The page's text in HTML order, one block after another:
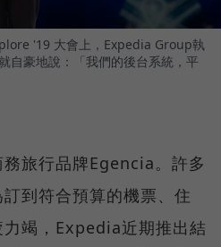
'19 大會上，Expedia Group執
豪地說：「我們的後台系統，平
旅行品牌Egencia。許多
到符合預算的機票、住
竭，Expedia近期推出結